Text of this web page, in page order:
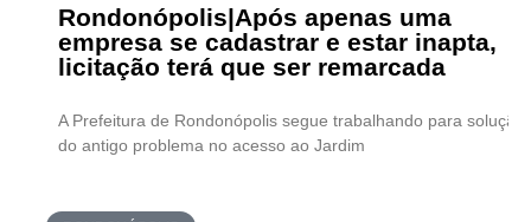
Rondonópolis|Após apenas uma
empresa se cadastrar e estar inapta,
licitação terá que ser remarcada
A Prefeitura de Rondonópolis segue trabalhando para solução
do antigo problema no acesso ao Jardim